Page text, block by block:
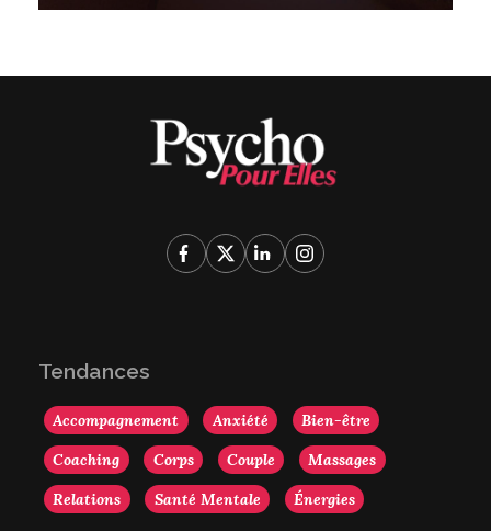
Tendances
Accompagnement Anxiété
Bien-être
Coaching
Corps Couple
Massages
Relations
Santé Mentale Énergies